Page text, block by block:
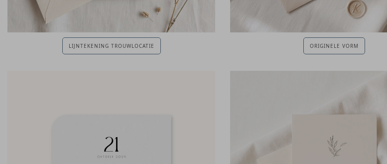
LIJNTEKENING TROUWLOCATIE ORIGINELE VORM